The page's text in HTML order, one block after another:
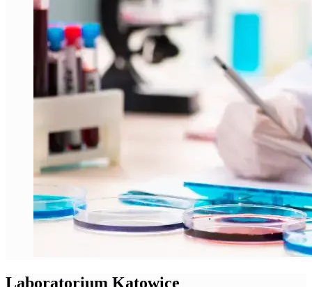
Laboratorium Katowice